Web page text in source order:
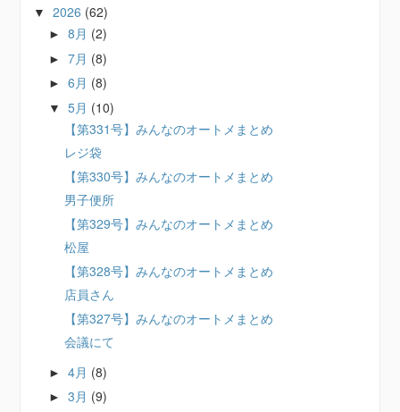
▼2026 (62)
►8月 (2)
►7月 (8)
►6月 (8)
▼5月 (10)
【第331号】みんなのオートメまとめ
レジ袋
【第330号】みんなのオートメまとめ
男子便所
【第329号】みんなのオートメまとめ
松屋
【第328号】みんなのオートメまとめ
店員さん
【第327号】みんなのオートメまとめ
会議にて
►4月 (8)
►3月 (9)